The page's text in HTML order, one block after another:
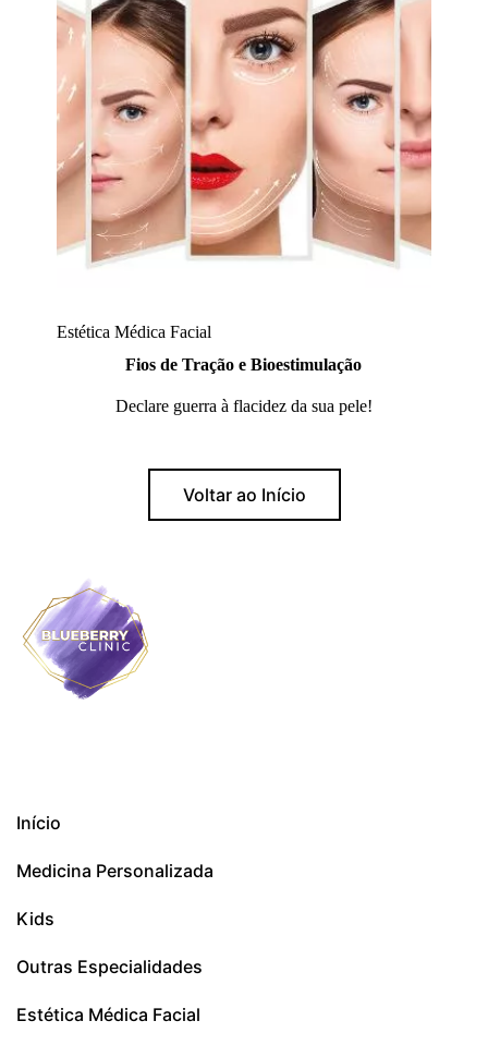
Estética Médica Facial
Fios de Tração e Bioestimulação
Declare guerra à flacidez da sua pele!
Voltar ao Início
Início
Medicina Personalizada
Kids
Outras Especialidades
Estética Médica Facial